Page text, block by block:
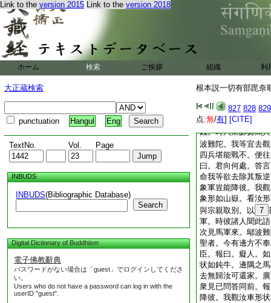
Link to the version 2015 Link to the version 2018
ホーム 検索 ご挨拶 組織 利
大正蔵検索
punctuation Hangul Eng
TextNo. Vol. Page
INBUDS
INBUDS(Bibliographic Database)
Search
Digital Dictionary of Buddhism
電子佛教辭典
パスワードがない場合は「guest」でログインしてくださ
い。
Users who do not have a password can log in with the
userID "guest".
根本説一切有部毘奈
827 828 829
点:無/有] [CITE]
食者。皆得墮罪。
犯。或欲以食因縁
犯者。謂初犯人。
國邊隅反叛。勝光
其軍至彼遂被他降
時大將歸白王曰。
勝光王撃鼓宣令勅
悉可從軍。無由放
錢。時六衆苾芻聞
波難陀。我等宜去
四兵堪能戰不。便
曰。君向何處。答
命我等欲去除其叛
象軍豈能降彼。我
象形如山嶽。看汝
與宗親取別。以 7
軍。時彼諸人聞此
次見馬軍來。鄔波
聖者。今有邊方不
臣。報曰。癡人。
状如鈍牛。邊隅之
去無歸汝可還家。
衆見已問答同前。
降彼。我觀汝車形